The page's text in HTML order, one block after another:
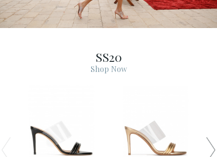
ESPAÑOL ENGLISH
· CHANGEMENTS ET REMBOURSEMENTS
· POLITIQUE DE CONFIDENTIALITÉ
· TERMES ET CONDITIONS
SS20
Shop Now